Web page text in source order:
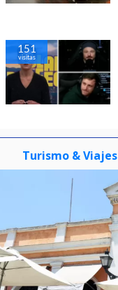
151
visitas
Turismo & Viajes